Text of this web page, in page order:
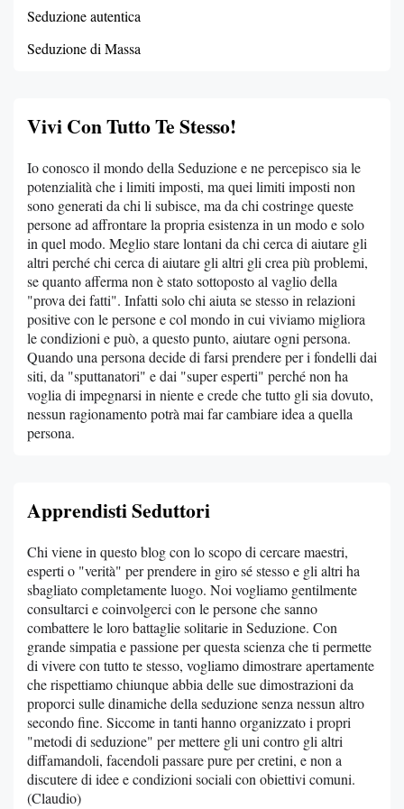
Seduzione autentica
Seduzione di Massa
Vivi Con Tutto Te Stesso!
Io conosco il mondo della Seduzione e ne percepisco sia le
potenzialità che i limiti imposti, ma quei limiti imposti non
sono generati da chi li subisce, ma da chi costringe queste
persone ad affrontare la propria esistenza in un modo e solo
in quel modo. Meglio stare lontani da chi cerca di aiutare gli
altri perché chi cerca di aiutare gli altri gli crea più problemi,
se quanto afferma non è stato sottoposto al vaglio della
"prova dei fatti". Infatti solo chi aiuta se stesso in relazioni
positive con le persone e col mondo in cui viviamo migliora
le condizioni e può, a questo punto, aiutare ogni persona.
Quando una persona decide di farsi prendere per i fondelli dai
siti, da "sputtanatori" e dai "super esperti" perché non ha
voglia di impegnarsi in niente e crede che tutto gli sia dovuto,
nessun ragionamento potrà mai far cambiare idea a quella
persona.
Apprendisti Seduttori
Chi viene in questo blog con lo scopo di cercare maestri,
esperti o "verità" per prendere in giro sé stesso e gli altri ha
sbagliato completamente luogo. Noi vogliamo gentilmente
consultarci e coinvolgerci con le persone che sanno
combattere le loro battaglie solitarie in Seduzione. Con
grande simpatia e passione per questa scienza che ti permette
di vivere con tutto te stesso, vogliamo dimostrare apertamente
che rispettiamo chiunque abbia delle sue dimostrazioni da
proporci sulle dinamiche della seduzione senza nessun altro
secondo fine. Siccome in tanti hanno organizzato i propri
"metodi di seduzione" per mettere gli uni contro gli altri
diffamandoli, facendoli passare pure per cretini, e non a
discutere di idee e condizioni sociali con obiettivi comuni.
(Claudio)